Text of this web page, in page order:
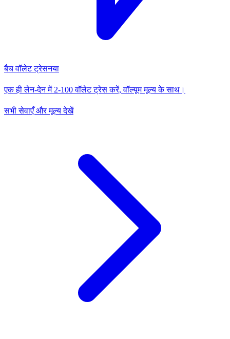
बैच वॉलेट ट्रेसनया
एक ही लेन-देन में 2-100 वॉलेट ट्रेस करें, वॉल्यूम मूल्य के साथ।
सभी सेवाएँ और मूल्य देखें